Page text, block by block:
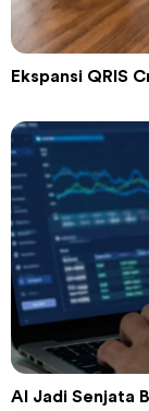
Ekspansi QRIS
AI Jadi Senjata